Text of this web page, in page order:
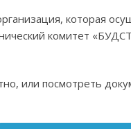
которая
комитет
или посмотреть